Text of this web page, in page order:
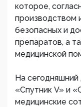
которое,
производством
безопасных и
препаратов, а
медицинской
На сегодняшний
«Спутник V» и
медицинские